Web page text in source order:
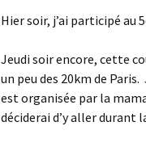
Hier soir, j’ai participé au
Jeudi soir encore, cette
un peu des 20km de
est organisée par la
déciderai d’y aller durant